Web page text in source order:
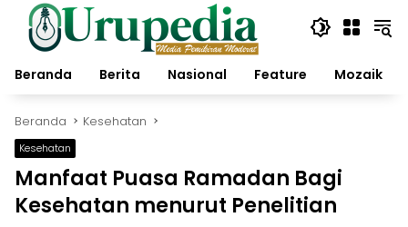
Langsung
konten
Beranda
Berita Nasional Feature Mozaik
Beranda Kesehatan
Kesehatan
Manfaat Puasa Ramadan Bagi
Kesehatan menurut Penelitian